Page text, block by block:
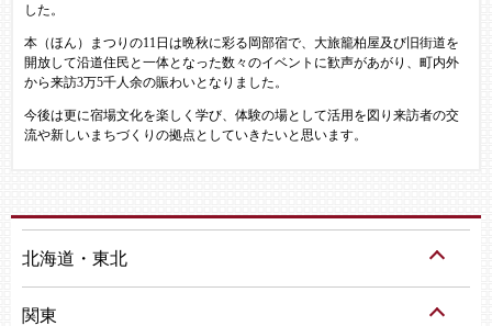
した。
本（ほん）まつりの11日は晩秋に彩る岡部宿で、大旅籠柏屋及び旧街道を
開放して沿道住民と一体となった数々のイベントに歓声があがり、町内外
から来訪3万5千人余の賑わいとなりました。
今後は更に宿場文化を楽しく学び、体験の場として活用を図り来訪者の交
流や新しいまちづくりの拠点としていきたいと思います。
北海道・東北
関東